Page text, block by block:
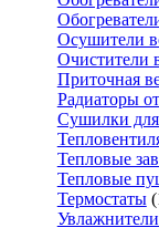
Осушители
Очистители
Приточная
Радиаторы
Сушилки
Тепловые
Тепловые
Термостаты